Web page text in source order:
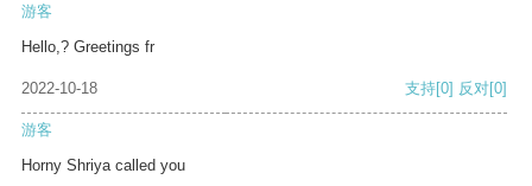
游客
Hello,? Greetings fr
2022-10-18 支持[0] 反对[0]
游客
Horny Shriya called you